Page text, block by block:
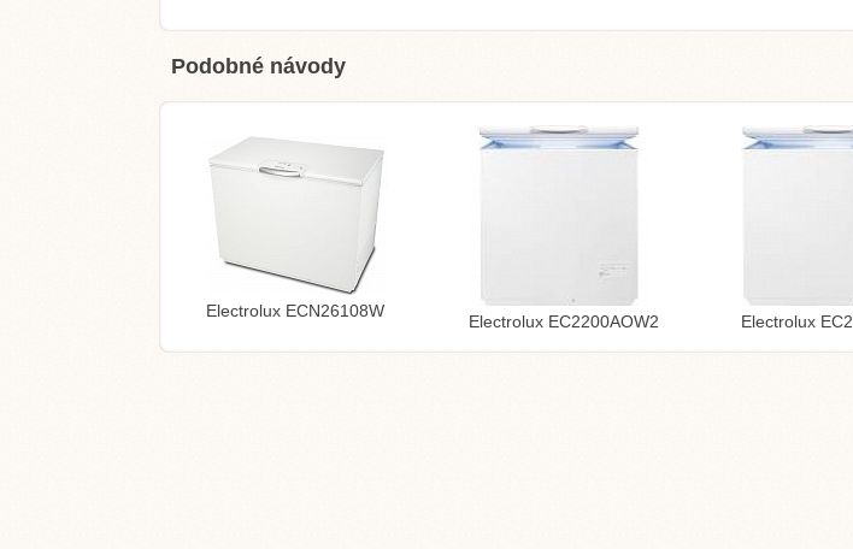
Podobné návody
Electrolux ECN26108W
Electrolux EC2200AOW2 Electrolux